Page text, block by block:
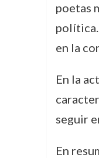
poetas
política.
en la
En la
seguir
En